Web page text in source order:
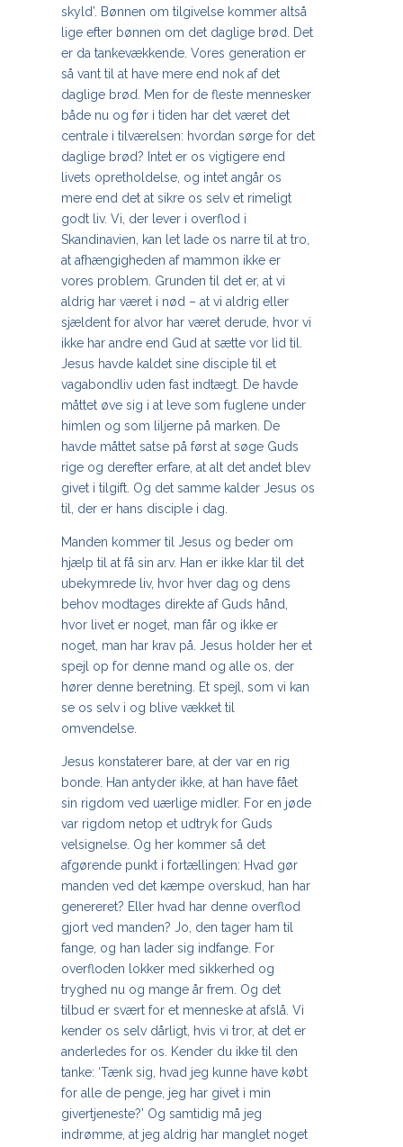
skyld’. Bønnen om tilgivelse kommer altså
lige efter bønnen om det daglige brød. Det
er da tankevækkende. Vores generation er
så vant til at have mere end nok af det
daglige brød. Men for de fleste mennesker
både nu og før i tiden har det været det
centrale i tilværelsen: hvordan sørge for det
daglige brød? Intet er os vigtigere end
livets opretholdelse, og intet angår os
mere end det at sikre os selv et rimeligt
godt liv. Vi, der lever i overflod i
Skandinavien, kan let lade os narre til at tro,
at afhængigheden af mammon ikke er
vores problem. Grunden til det er, at vi
aldrig har været i nød – at vi aldrig eller
sjældent for alvor har været derude, hvor vi
ikke har andre end Gud at sætte vor lid til.
Jesus havde kaldet sine disciple til et
vagabondliv uden fast indtægt. De havde
måttet øve sig i at leve som fuglene under
himlen og som liljerne på marken. De
havde måttet satse på først at søge Guds
rige og derefter erfare, at alt det andet blev
givet i tilgift. Og det samme kalder Jesus os
til, der er hans disciple i dag.
Manden kommer til Jesus og beder om
hjælp til at få sin arv. Han er ikke klar til det
ubekymrede liv, hvor hver dag og dens
behov modtages direkte af Guds hånd,
hvor livet er noget, man får og ikke er
noget, man har krav på. Jesus holder her et
spejl op for denne mand og alle os, der
hører denne beretning. Et spejl, som vi kan
se os selv i og blive vækket til
omvendelse.
Jesus konstaterer bare, at der var en rig
bonde. Han antyder ikke, at han have fået
sin rigdom ved uærlige midler. For en jøde
var rigdom netop et udtryk for Guds
velsignelse. Og her kommer så det
afgørende punkt i fortællingen: Hvad gør
manden ved det kæmpe overskud, han har
genereret? Eller hvad har denne overflod
gjort ved manden? Jo, den tager ham til
fange, og han lader sig indfange. For
overfloden lokker med sikkerhed og
tryghed nu og mange år frem. Og det
tilbud er svært for et menneske at afslå. Vi
kender os selv dårligt, hvis vi tror, at det er
anderledes for os. Kender du ikke til den
tanke: ‘Tænk sig, hvad jeg kunne have købt
for alle de penge, jeg har givet i min
givertjeneste?’ Og samtidig må jeg
indrømme, at jeg aldrig har manglet noget